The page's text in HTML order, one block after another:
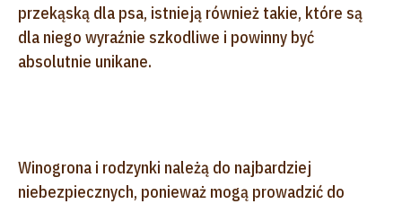
przekąską dla psa, istnieją również takie, które są
dla niego wyraźnie szkodliwe i powinny być
absolutnie unikane.
Winogrona i rodzynki należą do najbardziej
niebezpiecznych, ponieważ mogą prowadzić do